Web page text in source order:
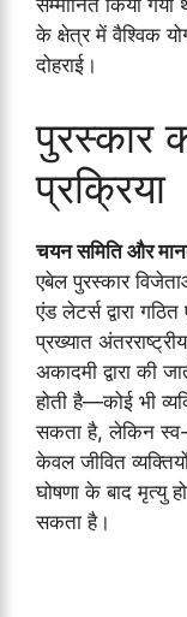
सम्मानित किया
के क्षेत्र में वैश्विक
दोहराई।
पुरस्कार
प्रक्रिया
चयन समिति और
एबेल पुरस्कार
एंड लेटर्स द्वारा
प्रख्यात
अकादमी द्वारा की
होती है—कोई भी
सकता है, लेकिन स्व-
केवल जीवित
घोषणा के बाद मृत्यु
सकता है।